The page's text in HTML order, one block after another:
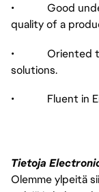
• Good
quality of a
• Oriented to
solutions.
• Fluent in
Tietoja
Olemme ylpeitä